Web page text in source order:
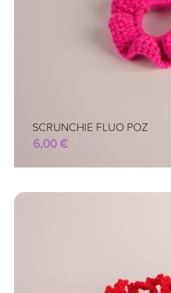
SCRUNCHIE FLUO ΡΟΖ
6,00€